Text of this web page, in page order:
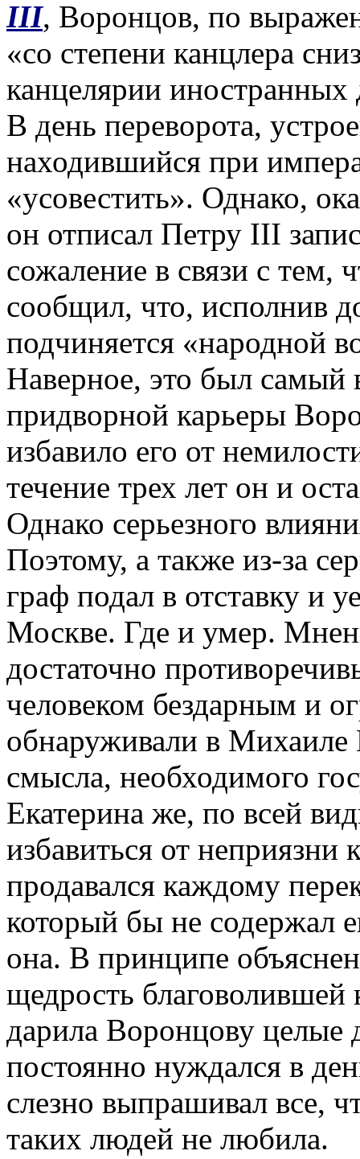
III, Воронцов, по
«со степени канцлера
канцелярии иностранных
В день переворота,
находившийся при
«усовестить». Однако,
он отписал Петру III
сожаление в связи с тем,
сообщил, что, исполнив
подчиняется «народной
Наверное, это был самый
придворной карьеры
избавило его от
течение трех лет он и
Однако серьезного
Поэтому, а также из-за
граф подал в отставку и
Москве. Где и умер.
достаточно
человеком бездарным и
обнаруживали в Михаиле
смысла, необходимого
Екатерина же, по всей
избавиться от неприязни
продавался каждому
который бы не содержал
она. В принципе
щедрость благоволившей
дарила Воронцову целые
постоянно нуждался в
слезно выпрашивал все,
таких людей не любила.